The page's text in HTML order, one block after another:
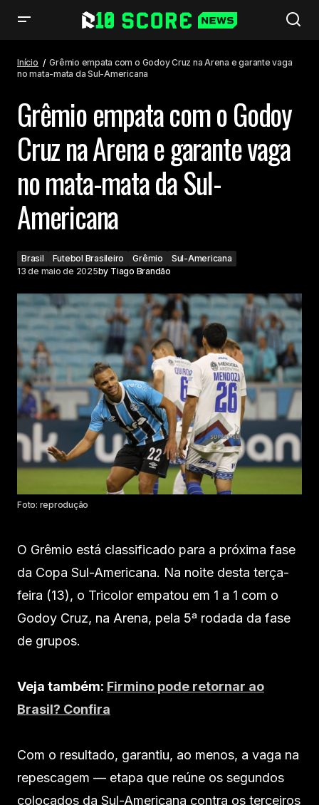
mata da Sul-Americana
Início
Grêmio empata com o Godoy Cruz na Arena e garante vaga
no mata-mata da Sul-Americana
Grêmio empata com o Godoy
Cruz na Arena e garante vaga
no mata-mata da Sul-
Americana
Brasil Futebol Brasileiro Grêmio
Sul-Americana
13 de maio de 2025by Tiago Brandão
Foto: reprodução
O Grêmio está classificado para a próxima fase
da Copa Sul-Americana. Na noite desta terça-
feira (13), o Tricolor empatou em 1 a 1 com o
Godoy Cruz, na Arena, pela 5ª rodada da fase
de grupos.
Veja também: Firmino pode retornar ao
Brasil? Confira
Com o resultado, garantiu, ao menos, a vaga na
repescagem — etapa que reúne os segundos
colocados da Sul-Americana contra os terceiros